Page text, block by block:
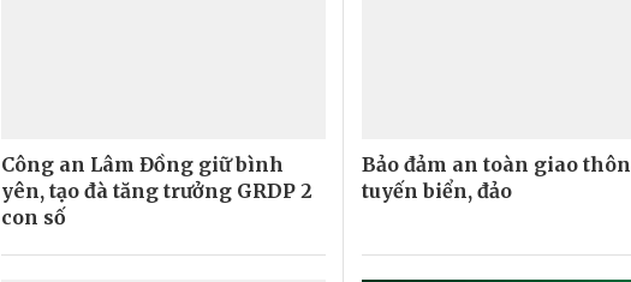
Công an Lâm Đồng giữ bình
yên, tạo đà tăng trưởng GRDP 2
con số
Bảo đảm an toàn giao
tuyến biển, đảo